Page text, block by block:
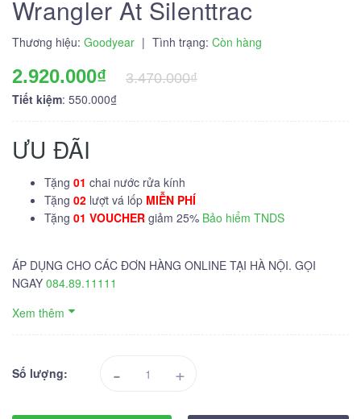
Wrangler At Silenttrac
Thương hiệu: Goodyear | Tình trạng: Còn hàng
2.920.000₫
3.470.000₫
Tiết kiệm: 550.000₫
ƯU ĐÃI
Tặng 01 chai nước rửa kính
Tặng 02 lượt vá lốp MIỄN PHÍ
Tặng 01 VOUCHER giảm 25% Bảo hiểm TNDS
ÁP DỤNG CHO CÁC ĐƠN HÀNG ONLINE TẠI HÀ NỘI. GỌI
NGAY 084.89.11111
Xem thêm
Số lượng: - +